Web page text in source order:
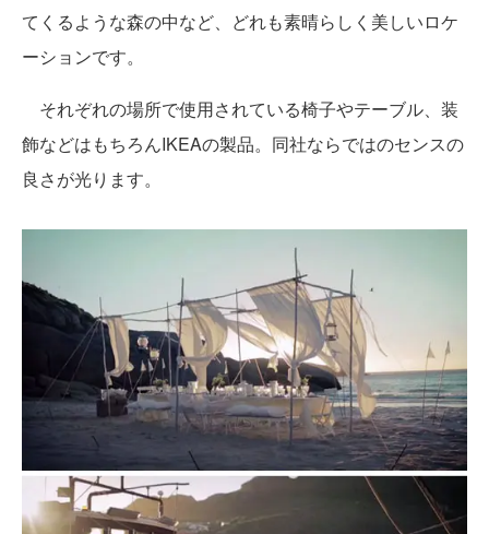
てくるような森の中など、どれも素晴らしく美しいロケ
ーションです。
それぞれの場所で使用されている椅子やテーブル、装
飾などはもちろんIKEAの製品。同社ならではのセンスの
良さが光ります。